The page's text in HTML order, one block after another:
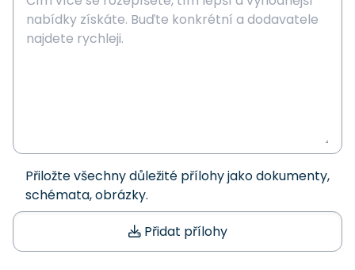
Přiložte všechny důležité přílohy jako dokumenty,
schémata, obrázky.
Přidat přílohy